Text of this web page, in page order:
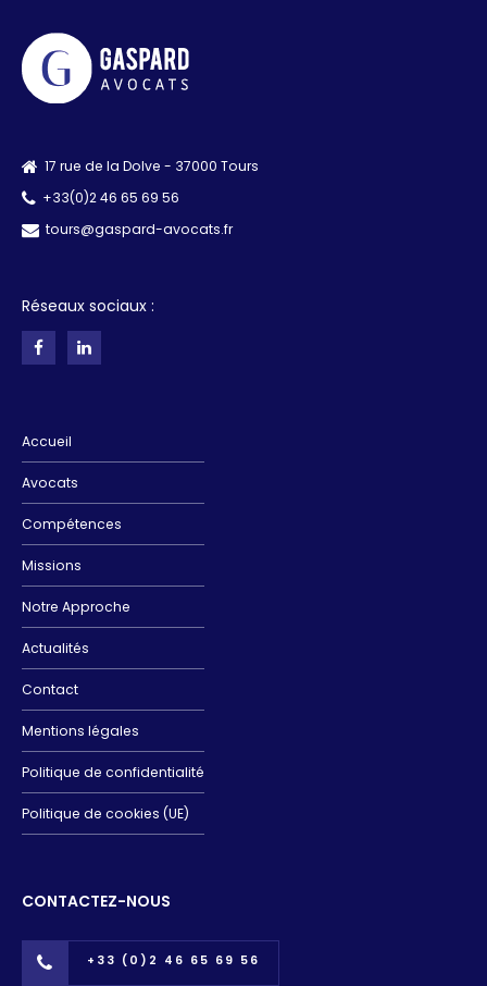
17 rue de la Dolve - 37000 Tours
+33(0)2 46 65 69 56
tours@gaspard-avocats.fr
Réseaux sociaux :
Accueil
Avocats
Compétences
Missions
Notre Approche
Actualités
Contact
Mentions légales
Politique de confidentialité
Politique de cookies (UE)
CONTACTEZ-NOUS
+33 (0)2 46 65 69 56